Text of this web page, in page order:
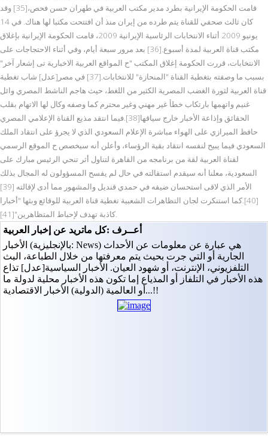
قامت الحكومة الإيرانية بطرد مدير مكتب العربية في طهران حسن فحص،[35] وقد
كان ثالث صحفي للقناة يتم طرده من إيران منذ أن افتتحت مكتبا لها هناك. في 14
يونيو 2009 أثناء الانتخابات الرئاسية الإيرانية 2009، قامت الحكومة الإيرانية بإغلاق
مكتب قناة العربية لمدة أسبوع.[36] بعد مرور سبعة أيام، وفي أثناء الاحتجاجات على
الانتخابات، قررت الحكومة إغلاق المكتب "ح المواقع العربية الاخبارية تى إشعار آخر"
بسبب ما وصفته بتغطية القناة "المنحازة" للانتخابات.[37] في مصر[عدل] شاب تغطية
قناة العربية لثورة الغضب المصرية الكثير من اللغط، حيث هاجم الناشط المصري وائل
غنيم واتهمها بارتكاب خطأ غير مهني وغير محترم كما وصفه وكال لها الاتهام بقلب
الحقائق وإذاعة الأخبار خارج سياقها[38].فيما انتقد مذيع القناة الإعلامي المصري
حافظ الميرازي على الهواء مباشرة الإعلام السعودي الذي لا يجرؤ على انتقاد الملك
السعودي فيما يبيح لنفسه انتقاد بقية الرؤساء، وأعلن أنه سيخصص ح الموقع الرسمي
لقناة العربية لقة من برنامجه من القاهرة لتناول أثر تنحي الرئيس مبارك على
السعودية، معلنا أنه سيقدم استقالته في حال لم يفسح المسؤولون له المجال بذلك
الأمر الذي لاقى استحسان ضيفه في حمدي قنديل والمشهور مما أدى لإقالته [39]
[40].كما استنكرت لجان التظاهرات الشعبية تغطية قناة العربية للوقائع وبثها "أخبارا
كاذبة تهدف لإحباط المتظاهرين"[41].